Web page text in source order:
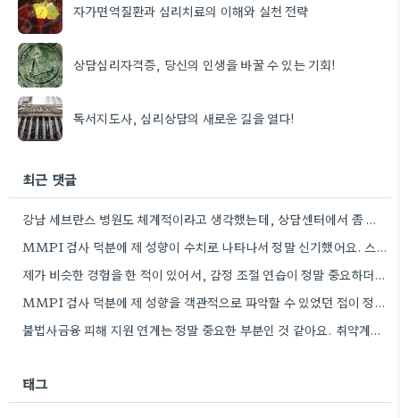
자가면역질환과 심리치료의 이해와 실천 전략
상담심리자격증, 당신의 인생을 바꿀 수 있는 기회!
독서지도사, 심리상담의 새로운 길을 열다!
최근 댓글
강남 세브란스 병원도 체계적이라고 생각했는데, 상담센터에서 좀 더 편안한 분위기라는 점이 좋네요.
MMPI 검사 덕분에 제 성향이 수치로 나타나서 정말 신기했어요. 스트레스 관리 습관이 부족했던 점을 깨달아서…
제가 비슷한 경험을 한 적이 있어서, 감정 조절 연습이 정말 중요하더라구요. 특히 불안감을 느끼고 화가…
MMPI 검사 덕분에 제 성향을 객관적으로 파악할 수 있었던 점이 정말 신기했어요. 그동안 제가 무의식적으로…
불법사금융 피해 지원 연계는 정말 중요한 부분인 것 같아요. 취약계층의 어려움을 해결하면서 자살 예방도 함께…
태그